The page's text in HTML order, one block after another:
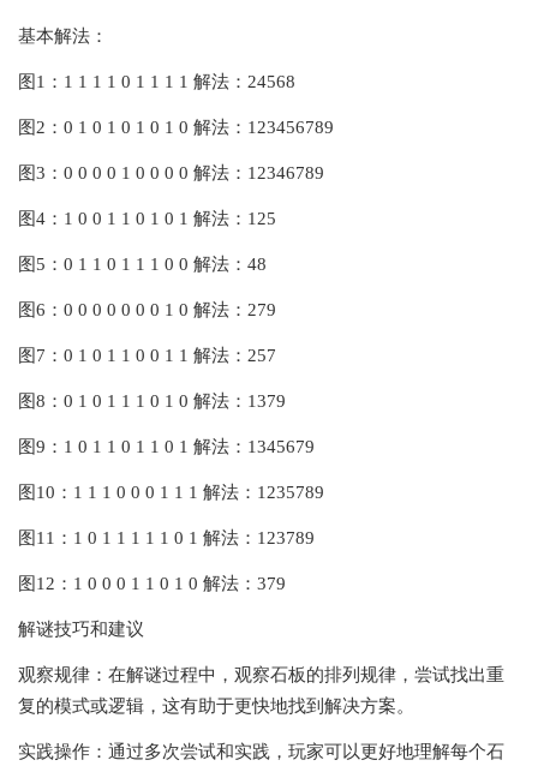
‌基本解法‌：
‌图1‌：1 1 1 1 0 1 1 1 1 解法：24568
‌图2‌：0 1 0 1 0 1 0 1 0 解法：123456789
‌图3‌：0 0 0 0 1 0 0 0 0 解法：12346789
‌图4‌：1 0 0 1 1 0 1 0 1 解法：125
‌图5‌：0 1 1 0 1 1 1 0 0 解法：48
‌图6‌：0 0 0 0 0 0 0 1 0 解法：279
‌图7‌：0 1 0 1 1 0 0 1 1 解法：257
‌图8‌：0 1 0 1 1 1 0 1 0 解法：1379
‌图9‌：1 0 1 1 0 1 1 0 1 解法：1345679
‌图10‌：1 1 1 0 0 0 1 1 1 解法：1235789
‌图11‌：1 0 1 1 1 1 1 0 1 解法：123789
‌图12‌：1 0 0 0 1 1 0 1 0 解法：379
解谜技巧和建议
‌观察规律‌：在解谜过程中，观察石板的排列规律，尝试找出重
复的模式或逻辑，这有助于更快地找到解决方案。
‌实践操作‌：通过多次尝试和实践，玩家可以更好地理解每个石